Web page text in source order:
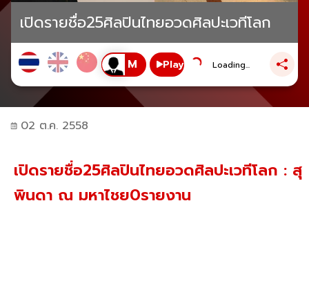
เปิดรายชื่อ25ศิลปินไทยอวดศิลปะเวทีโลก
Play Loading...
02 ต.ค. 2558
เปิดรายชื่อ25ศิลปินไทยอวดศิลปะเวทีโลก : สุ
พินดา ณ มหาไชย0รายงาน